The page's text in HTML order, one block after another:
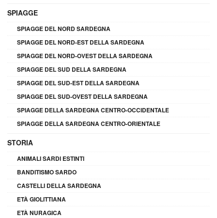
SPIAGGE
SPIAGGE DEL NORD SARDEGNA
SPIAGGE DEL NORD-EST DELLA SARDEGNA
SPIAGGE DEL NORD-OVEST DELLA SARDEGNA
SPIAGGE DEL SUD DELLA SARDEGNA
SPIAGGE DEL SUD-EST DELLA SARDEGNA
SPIAGGE DEL SUD-OVEST DELLA SARDEGNA
SPIAGGE DELLA SARDEGNA CENTRO-OCCIDENTALE
SPIAGGE DELLA SARDEGNA CENTRO-ORIENTALE
STORIA
ANIMALI SARDI ESTINTI
BANDITISMO SARDO
CASTELLI DELLA SARDEGNA
ETÀ GIOLITTIANA
ETÀ NURAGICA